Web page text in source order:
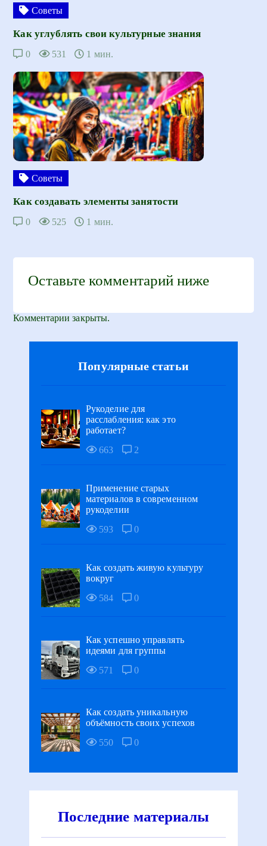
Советы
Как углублять свои культурные знания
0 531 1 мин.
Советы
Как создавать элементы занятости
0 525 1 мин.
Оставьте комментарий ниже
Комментарии закрыты.
Популярные статьи
Рукоделие для
расслабления: как это
работает?
663
2
Применение старых
материалов в современном
рукоделии
593
0
Как создать живую культуру
вокруг
584
0
Как успешно управлять
идеями для группы
571
0
Как создать уникальную
объёмность своих успехов
550
0
Последние материалы